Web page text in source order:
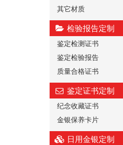
其它材质
检验报告定制
鉴定检测证书
鉴定检验报告
质量合格证书
鉴定证书定制
纪念收藏证书
金银保养卡片
日用金银定制